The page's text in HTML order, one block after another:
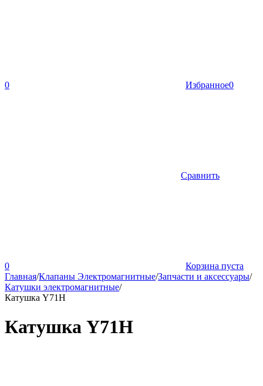
0 Избранное0
Сравнить
0
Корзина пуста
Главная/Клапаны Электромагнитные/Запчасти и аксессуары/
Катушки электромагнитные/
Катушка Y71H
Катушка Y71H